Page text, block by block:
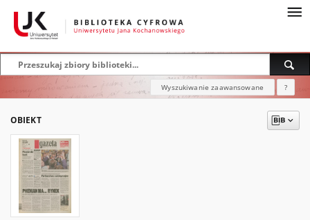
Wyszukiwanie zaawansowane ?
OBIEKT